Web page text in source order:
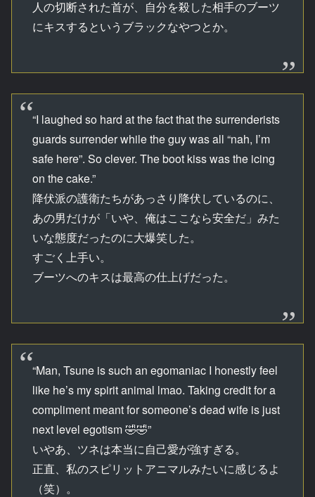
人の切断された首が、自分を殺した相手のブーツ
にキスするというブラックなやつとか。
“I laughed so hard at the fact that the surrenderists
guards surrender while the guy was all “nah, I’m
safe here”. So clever. The boot kiss was the icing
on the cake.”
降伏派の護衛たちがあっさり降伏しているのに、
あの男だけが「いや、俺はここなら安全だ」みた
いな態度だったのに大爆笑した。
すごく上手い。
ブーツへのキスは最高の仕上げだった。
“Man, Tsune is such an egomaniac I honestly feel
like he’s my spirit animal lmao. Taking credit for a
compliment meant for someone’s dead wife is just
next level egotism 🤣🤣”
いやあ、ツネは本当に自己愛が強すぎる。
正直、私のスピリットアニマルみたいに感じるよ
（笑）。